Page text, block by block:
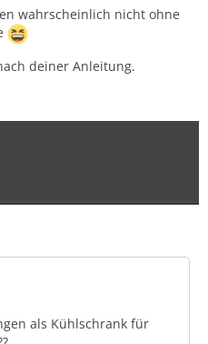
aus den Haken an
Zierblende nach oben
ausbauen (die rote)
entfernen.
ausbauen.
wahrscheinlich nicht ohne
deiner Anleitung.
als Kühlschrank für